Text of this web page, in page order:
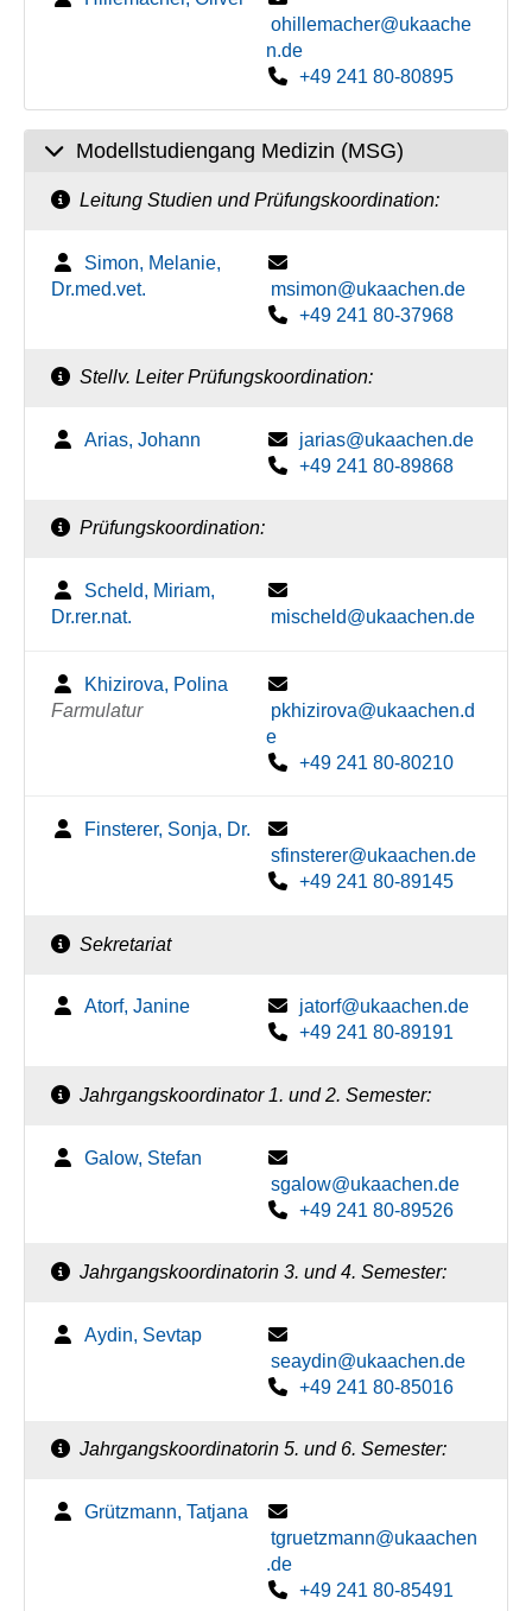
ohillemacher@ukaache
n.de
+49 241 80-80895
Modellstudiengang Medizin (MSG)
Leitung Studien und Prüfungskoordination:
Simon, Melanie,
Dr.med.vet.
msimon@ukaachen.de
+49 241 80-37968
Stellv. Leiter Prüfungskoordination:
Arias, Johann
jarias@ukaachen.de
+49 241 80-89868
Prüfungskoordination:
Scheld, Miriam,
Dr.rer.nat.
mischeld@ukaachen.de
Khizirova, Polina
Farmulatur
pkhizirova@ukaachen.d
e
+49 241 80-80210
Finsterer, Sonja, Dr.
sfinsterer@ukaachen.de
+49 241 80-89145
Sekretariat
Atorf, Janine
jatorf@ukaachen.de
+49 241 80-89191
Jahrgangskoordinator 1. und 2. Semester:
Galow, Stefan
sgalow@ukaachen.de
+49 241 80-89526
Jahrgangskoordinatorin 3. und 4. Semester:
Aydin, Sevtap
seaydin@ukaachen.de
+49 241 80-85016
Jahrgangskoordinatorin 5. und 6. Semester:
Grützmann, Tatjana
tgruetzmann@ukaachen
.de
+49 241 80-85491